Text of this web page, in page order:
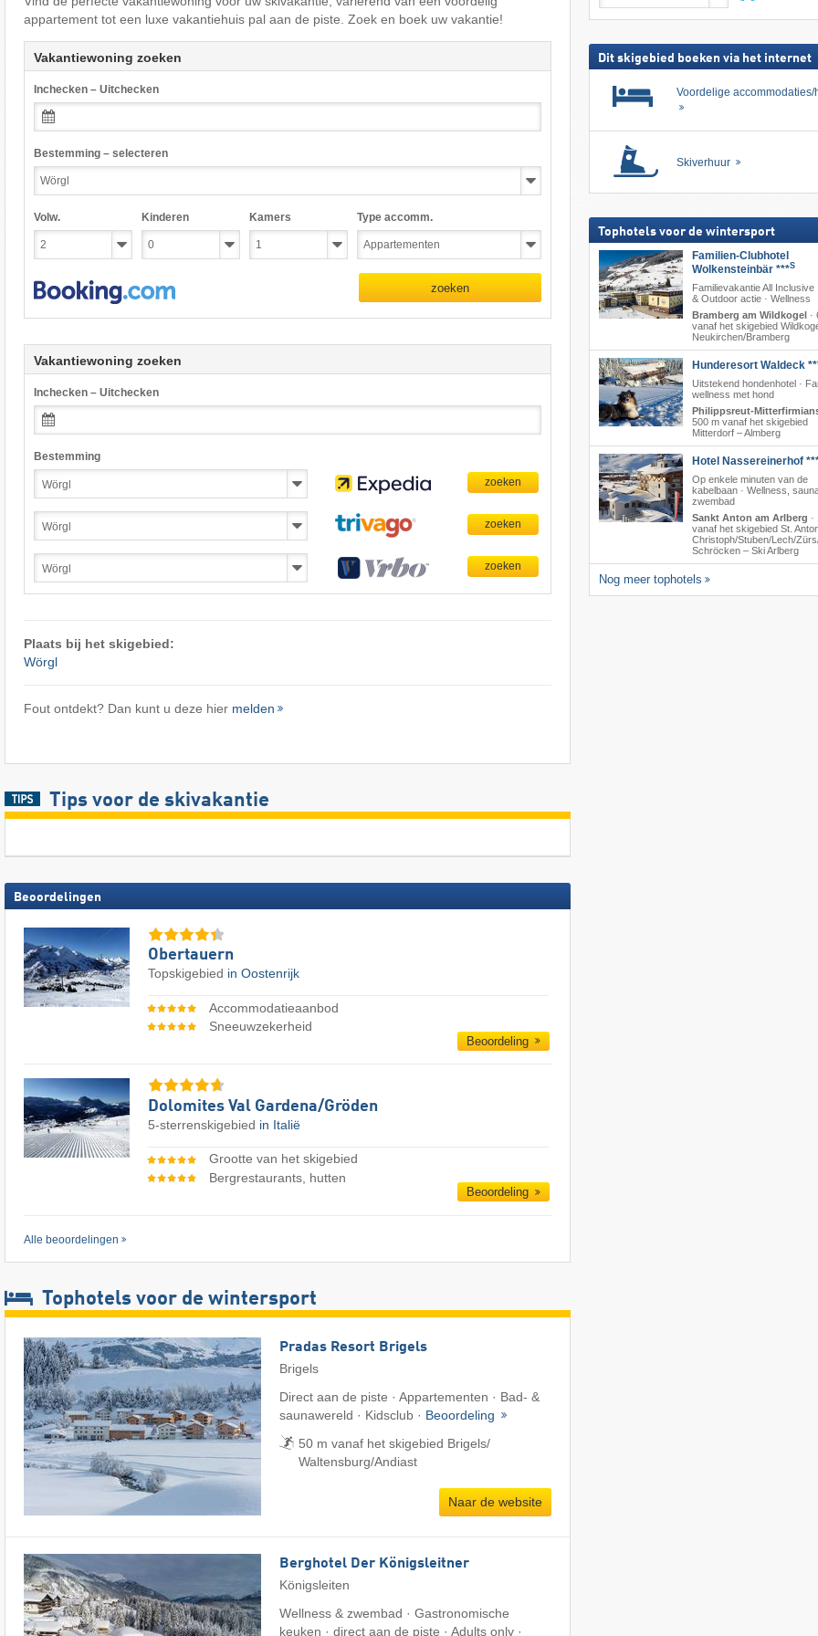
appartement tot een luxe vakantiehuis pal aan de piste. Zoek en boek uw vakantie!
Vakantiewoning zoeken
Inchecken – Uitchecken
Bestemming – selecteren
Volw. Kinderen Kamers Type accomm.
zoeken
Vakantiewoning zoeken
Inchecken – Uitchecken
Bestemming
Plaats bij het skigebied:
Wörgl
Fout ontdekt? Dan kunt u deze hier melden
Tips voor de skivakantie
Beoordelingen
Obertauern
Topskigebied in Oostenrijk
Accommodatieaanbod
Sneeuwzekerheid
Beoordeling
Dolomites Val Gardena/​Gröden
5-sterrenskigebied in Italië
Grootte van het skigebied
Bergrestaurants, hutten
Beoordeling
Alle beoordelingen
Tophotels voor de wintersport
Pradas Resort Brigels
Brigels
Direct aan de piste · Appartementen · Bad- &
saunawereld · Kidsclub · Beoordeling
50 m vanaf het skigebied Brigels/​
Waltensburg/​Andiast
Naar de website
Berghotel Der Königsleitner
Königsleiten
Wellness & zwembad · Gastronomische
keuken · direct aan de piste · Adults only ·
Dit skigebied boeken via het internet
Voordelige accommodaties/
Skiverhuur
Tophotels voor de wintersport
Familien-Clubhotel
Wolkensteinbär ***S
Familievakantie All Inclusive
& Outdoor actie · Wellness
Bramberg am Wildkogel·
vanaf het skigebied
Neukirchen/​Bramberg
Hunderesort Waldeck
Uitstekend hondenhotel ·
wellness met hond
Philippsreut-
500 m vanaf het skigebied
Mitterdorf – Almberg
Hotel Nassereinerhof
Op enkele minuten van de
kabelbaan · Wellness,
zwembad
Sankt Anton am Arlberg ·
vanaf het skigebied St.
Christoph/​Stuben/​Lech/​
Schröcken – Ski Arlberg
Nog meer tophotels